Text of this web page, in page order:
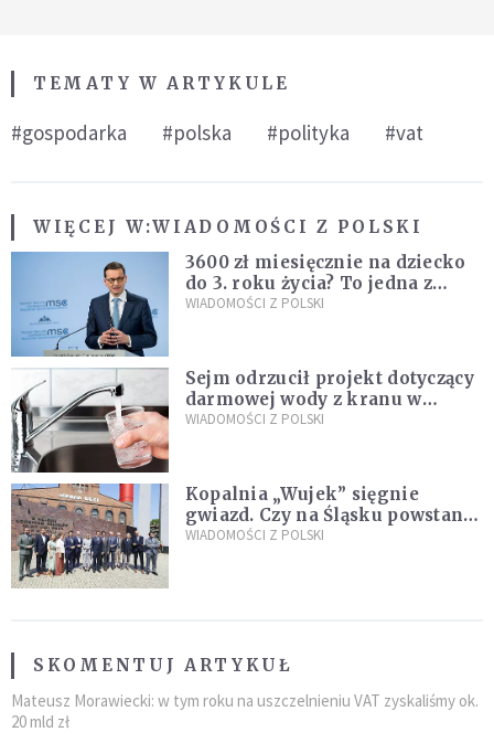
TEMATY W ARTYKULE
#gospodarka #polska #polityka #vat
WIĘCEJ W:WIADOMOŚCI Z POLSKI
3600 zł miesięcznie na dziecko
do 3. roku życia? To jedna z
propozycji programu "Rozwój
WIADOMOŚCI Z POLSKI
Sejm odrzucił projekt dotyczący
darmowej wody z kranu w
restauracjach
WIADOMOŚCI Z POLSKI
Kopalnia „Wujek” sięgnie
gwiazd. Czy na Śląsku powstanie
„Dolina Krzemowa”?
WIADOMOŚCI Z POLSKI
SKOMENTUJ ARTYKUŁ
Mateusz Morawiecki: w tym roku na uszczelnieniu VAT zyskaliśmy ok.
20 mld zł